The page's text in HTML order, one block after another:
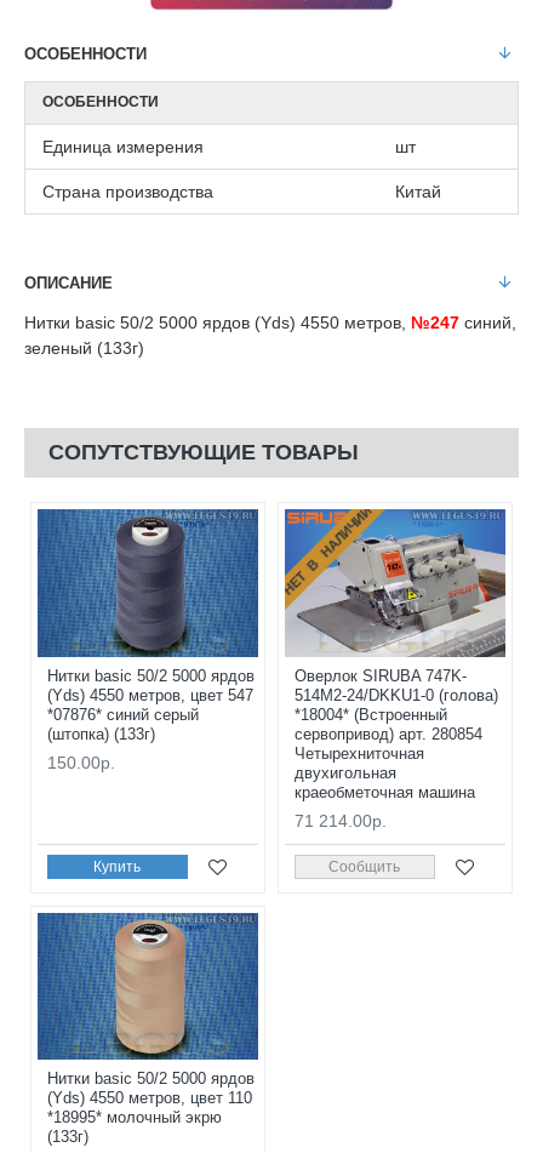
ОСОБЕННОСТИ
ОСОБЕННОСТИ
Единица измерения шт
Страна производства Китай
ОПИСАНИЕ
Нитки basic 50/2 5000 ярдов (Yds) 4550 метров, №247 синий,
зеленый (133г)
СОПУТСТВУЮЩИЕ ТОВАРЫ
Нитки basic 50/2 5000 ярдов
(Yds) 4550 метров, цвет 547
*07876* синий серый
(штопка) (133г)
150.00р.
Купить
НЕТ В НАЛИЧИИ
Оверлок SIRUBA 747K-
514M2-24/DKKU1-0 (голова)
*18004* (Встроенный
сервопривод) арт. 280854
Четырехниточная
двухигольная
краеобметочная машина
71 214.00р.
Сообщить
Нитки basic 50/2 5000 ярдов
(Yds) 4550 метров, цвет 110
*18995* молочный экрю
(133г)